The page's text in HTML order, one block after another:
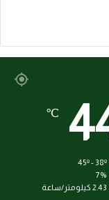
℃
45º - 38º
7%
2.43 كيلومتر/ساعة